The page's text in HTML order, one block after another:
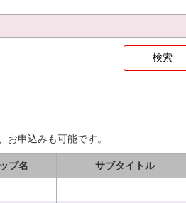
申込みも可能です。
プ名 サブタイトル